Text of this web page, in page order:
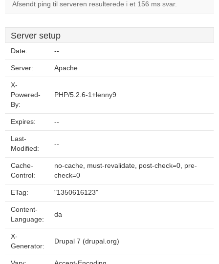
Afsendt ping til serveren resulterede i et 156 ms svar.
Server setup
Date: --
Server: Apache
X-
Powered-
By:
PHP/5.2.6-1+lenny9
Expires: --
Last-
Modified:
--
Cache-
Control:
no-cache, must-revalidate, post-check=0, pre-
check=0
ETag: "1350616123"
Content-
Language:
da
X-
Generator:
Drupal 7 (drupal.org)